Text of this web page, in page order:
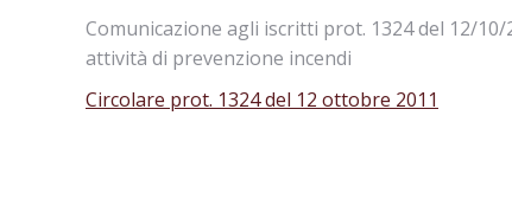
Comunicazione agli iscritti prot. 1324 del 12/
attività di prevenzione incendi
Circolare prot. 1324 del 12 ottobre 2011